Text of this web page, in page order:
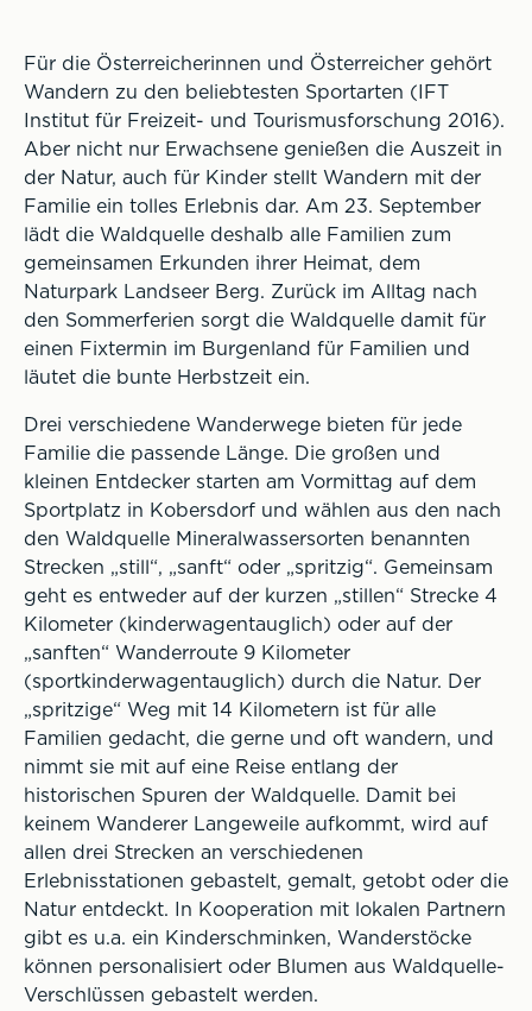
Für die Österreicherinnen und Österreicher gehört
Wandern zu den beliebtesten Sportarten (IFT
Institut für Freizeit- und Tourismusforschung 2016).
Aber nicht nur Erwachsene genießen die Auszeit in
der Natur, auch für Kinder stellt Wandern mit der
Familie ein tolles Erlebnis dar. Am 23. September
lädt die Waldquelle deshalb alle Familien zum
gemeinsamen Erkunden ihrer Heimat, dem
Naturpark Landseer Berg. Zurück im Alltag nach
den Sommerferien sorgt die Waldquelle damit für
einen Fixtermin im Burgenland für Familien und
läutet die bunte Herbstzeit ein.
Drei verschiedene Wanderwege bieten für jede
Familie die passende Länge. Die großen und
kleinen Entdecker starten am Vormittag auf dem
Sportplatz in Kobersdorf und wählen aus den nach
den Waldquelle Mineralwassersorten benannten
Strecken „still“, „sanft“ oder „spritzig“. Gemeinsam
geht es entweder auf der kurzen „stillen“ Strecke 4
Kilometer (kinderwagentauglich) oder auf der
„sanften“ Wanderroute 9 Kilometer
(sportkinderwagentauglich) durch die Natur. Der
„spritzige“ Weg mit 14 Kilometern ist für alle
Familien gedacht, die gerne und oft wandern, und
nimmt sie mit auf eine Reise entlang der
historischen Spuren der Waldquelle. Damit bei
keinem Wanderer Langeweile aufkommt, wird auf
allen drei Strecken an verschiedenen
Erlebnisstationen gebastelt, gemalt, getobt oder die
Natur entdeckt. In Kooperation mit lokalen Partnern
gibt es u.a. ein Kinderschminken, Wanderstöcke
können personalisiert oder Blumen aus Waldquelle-
Verschlüssen gebastelt werden.